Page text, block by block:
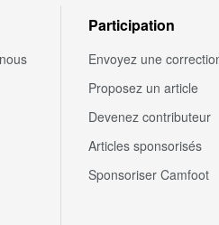
Participation
Envoyez une
Proposez un article
Devenez contributeur
Articles sponsorisés
Sponsoriser Camfoot